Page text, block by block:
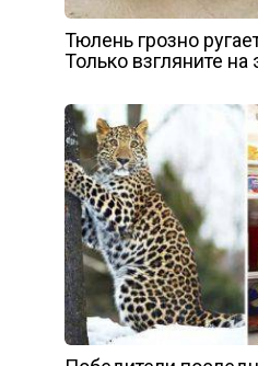
Тюлень грозно
Только взгляните на